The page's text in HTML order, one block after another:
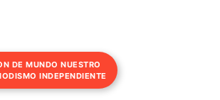
DE MUNDO NUESTRO
INDEPENDIENTE